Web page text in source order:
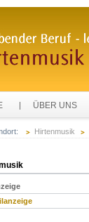
ÜBER UNS
Hirtenmusik